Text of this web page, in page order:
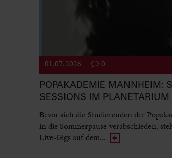
01.07.2026 0
POPAKADEMIE MANNHEIM:
SESSIONS IM PLANETARIUM
Bevor sich die Studierenden der
in die Sommerpause verabschieden,
Live-Gigs auf dem...